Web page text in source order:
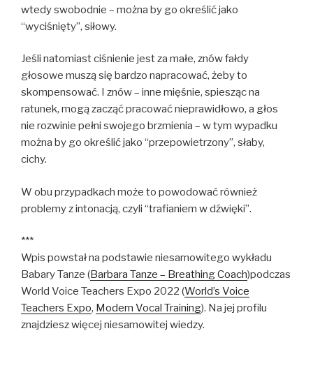
wtedy swobodnie – można by go określić jako
“wyciśnięty”, siłowy.
Jeśli natomiast ciśnienie jest za małe, znów fałdy
głosowe muszą się bardzo napracować, żeby to
skompensować. I znów – inne mięśnie, spiesząc na
ratunek, mogą zacząć pracować nieprawidłowo, a głos
nie rozwinie pełni swojego brzmienia – w tym wypadku
można by go określić jako “przepowietrzony”, słaby,
cichy.
W obu przypadkach może to powodować również
problemy z intonacją, czyli “trafianiem w dźwięki”.
***
Wpis powstał na podstawie niesamowitego wykładu
Babary Tanze (Barbara Tanze – Breathing Coach)podczas
World Voice Teachers Expo 2022 (World’s Voice
Teachers Expo, Modern Vocal Training). Na jej profilu
znajdziesz więcej niesamowitej wiedzy.